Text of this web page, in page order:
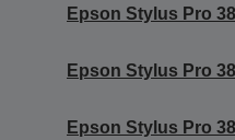
Epson Stylus Pro
Epson Stylus Pro
Epson Stylus Pro